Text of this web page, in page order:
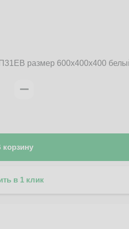
размер 600x400x400
корзину
в 1 клик